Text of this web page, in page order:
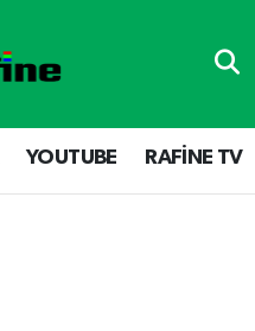
YOUTUBE RAFİNE TV